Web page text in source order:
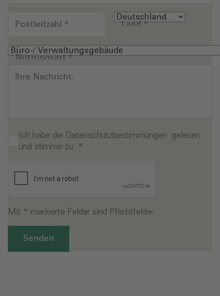
Postleitzahl * Land*
Nutzungsart*
Ihre Nachricht:
Ich habe die Datenschutzbestimmungen gelesen
und stimme zu. *
Mit * markierte Felder sind Pflichtfelder.
Senden